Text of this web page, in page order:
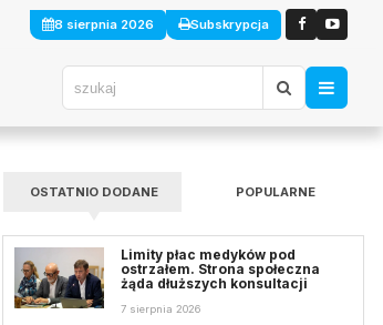
8 sierpnia 2026 Subskrypcja
OSTATNIO DODANE POPULARNE
Limity płac medyków pod
ostrzałem. Strona społeczna
żąda dłuższych konsultacji
7 sierpnia 2026